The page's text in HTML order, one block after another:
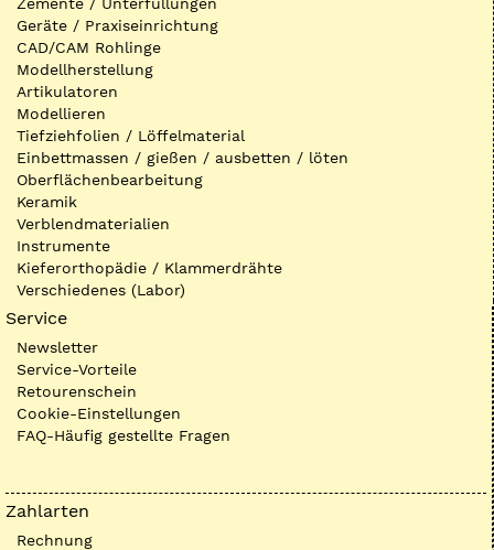
Geräte / Praxiseinrichtung
CAD/CAM Rohlinge
Modellherstellung
Artikulatoren
Modellieren
Tiefziehfolien / Löffelmaterial
Einbettmassen / gießen / ausbetten / löten
Oberflächenbearbeitung
Keramik
Verblendmaterialien
Instrumente
Kieferorthopädie / Klammerdrähte
Verschiedenes (Labor)
Service
Newsletter
Service-Vorteile
Retourenschein
Cookie-Einstellungen
FAQ-Häufig gestellte Fragen
Zahlarten
Rechnung